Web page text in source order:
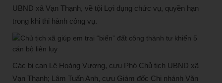
UBND xã Vạn Thạnh, về tội Lợi dụng chức vụ, quyền hạn
trong khi thi hành công vụ.
Các bị can Lê Hoàng Vương, cựu Phó Chủ tịch UBND xã
Vạn Thạnh; Lâm Tuấn Anh, cựu Giám đốc Chi nhánh Văn